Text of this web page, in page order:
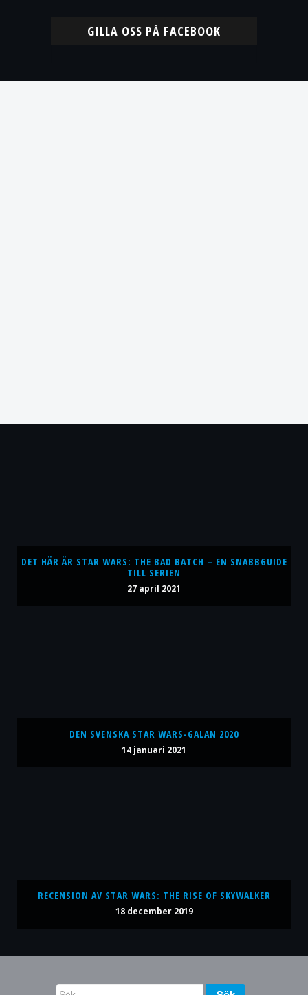
GILLA OSS PÅ FACEBOOK
DET HÄR ÄR STAR WARS: THE BAD BATCH – EN SNABBGUIDE
TILL SERIEN
27 april 2021
DEN SVENSKA STAR WARS-GALAN 2020
14 januari 2021
RECENSION AV STAR WARS: THE RISE OF SKYWALKER
18 december 2019
Sök